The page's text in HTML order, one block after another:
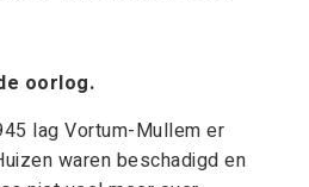
oorlog.
lag Vortum-Mullem er
waren beschadigd en